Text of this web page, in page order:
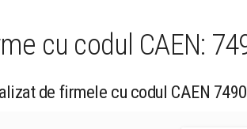
cu codul CAEN:
de firmele cu codul CAEN